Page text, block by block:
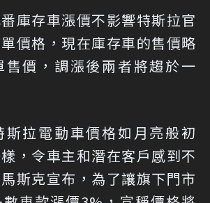
庫存車漲價不影響特斯拉官
價格，現在庫存車的售價略
售價，調漲後兩者將趨於一
斯拉電動車價格如月亮般初
，令車主和潛在客戶感到不
斯克宣布，為了讓旗下門市